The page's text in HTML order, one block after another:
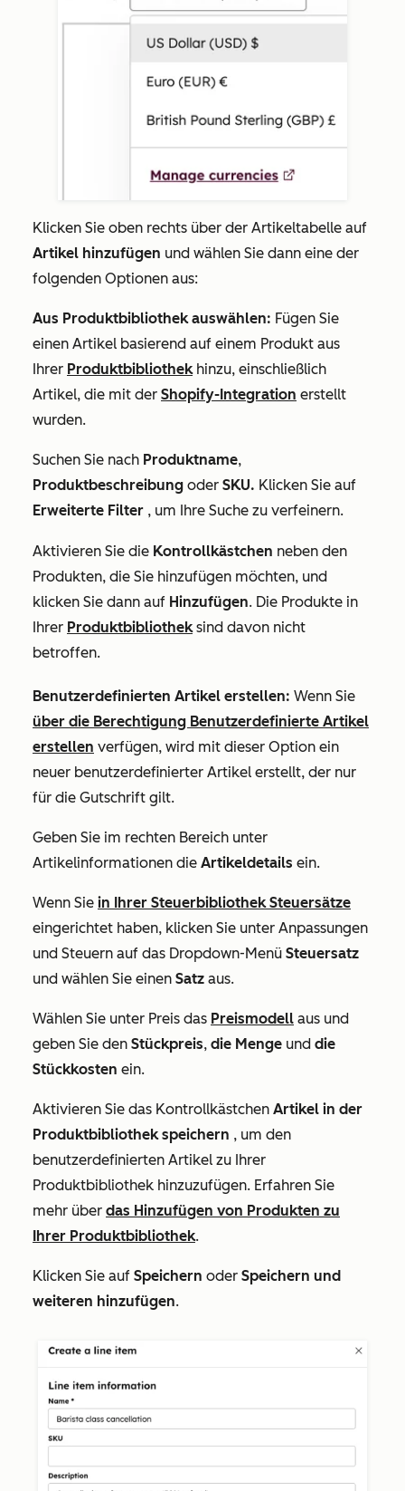
Klicken Sie oben rechts über der Artikeltabelle auf
Artikel hinzufügen und wählen Sie dann eine der
folgenden Optionen aus:
Aus Produktbibliothek auswählen: Fügen Sie
einen Artikel basierend auf einem Produkt aus
Ihrer Produktbibliothekhinzu, einschließlich
Artikel, die mit der Shopify-Integration erstellt
wurden.
Suchen Sie nach Produktname,
Produktbeschreibung oder SKU. Klicken Sie auf
Erweiterte Filter , um Ihre Suche zu verfeinern.
Aktivieren Sie die Kontrollkästchen neben den
Produkten, die Sie hinzufügen möchten, und
klicken Sie dann auf Hinzufügen. Die Produkte in
Ihrer Produktbibliotheksind davon nicht
betroffen.
Benutzerdefinierten Artikel erstellen: Wenn Sie
über die Berechtigung Benutzerdefinierte Artikel
erstellen verfügen, wird mit dieser Option ein
neuer benutzerdefinierter Artikel erstellt, der nur
für die Gutschrift gilt.
Geben Sie im rechten Bereich unter
Artikelinformationen die Artikeldetails ein.
Wenn Sie in Ihrer Steuerbibliothek Steuersätze
eingerichtet haben, klicken Sie unter Anpassungen
und Steuern auf das Dropdown-Menü Steuersatz
und wählen Sie einen Satz aus.
Wählen Sie unter Preis das Preismodell aus und
geben Sie den Stückpreis, die Menge und die
Stückkosten ein.
Aktivieren Sie das Kontrollkästchen Artikel in der
Produktbibliothek speichern , um den
benutzerdefinierten Artikel zu Ihrer
Produktbibliothek hinzuzufügen. Erfahren Sie
mehr über das Hinzufügen von Produkten zu
Ihrer Produktbibliothek.
Klicken Sie auf Speichern oder Speichern und
weiteren hinzufügen.